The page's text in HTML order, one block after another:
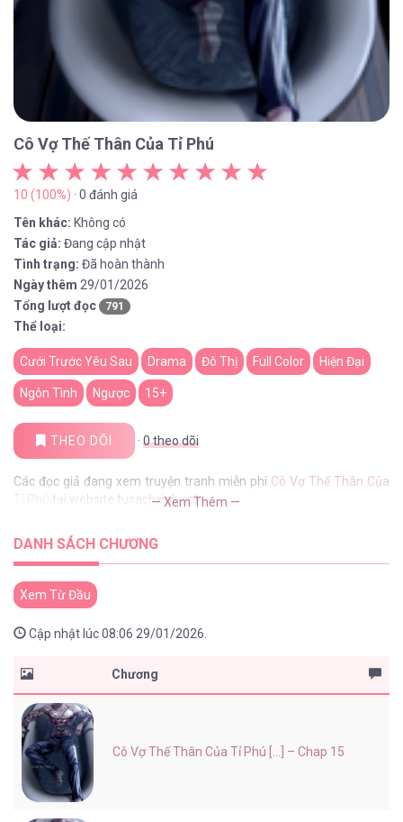
Cô Vợ Thế Thân Của Tỉ Phú
10 (100%) · 0 đánh giá
Tên khác: Không có
Tác giả: Đang cập nhật
Tình trạng: Đã hoàn thành
Ngày thêm 29/01/2026
Tổng lượt đọc
791
Thể loại:
Cưới Trước Yêu Sau Drama Đô Thị Full Color Hiện Đại
Ngôn Tình Ngược 15+
THEO DÕI · 0theo dõi
Các đọc giả đang xem truyện tranh miễn phí Cô Vợ Thế Thân Của
Tỉ Phú
tại website tusachxinhxinh
— Xem Thêm —
DANH SÁCH CHƯƠNG
Xem Từ Đầu
Cập nhật lúc 08:06 29/01/2026.
Chương
Cô Vợ Thế Thân Của Tỉ Phú [...] – Chap 15